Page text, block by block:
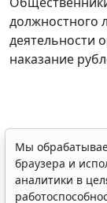
должностного
деятельности
наказание
Срок
Мы
браузера и
аналитики в